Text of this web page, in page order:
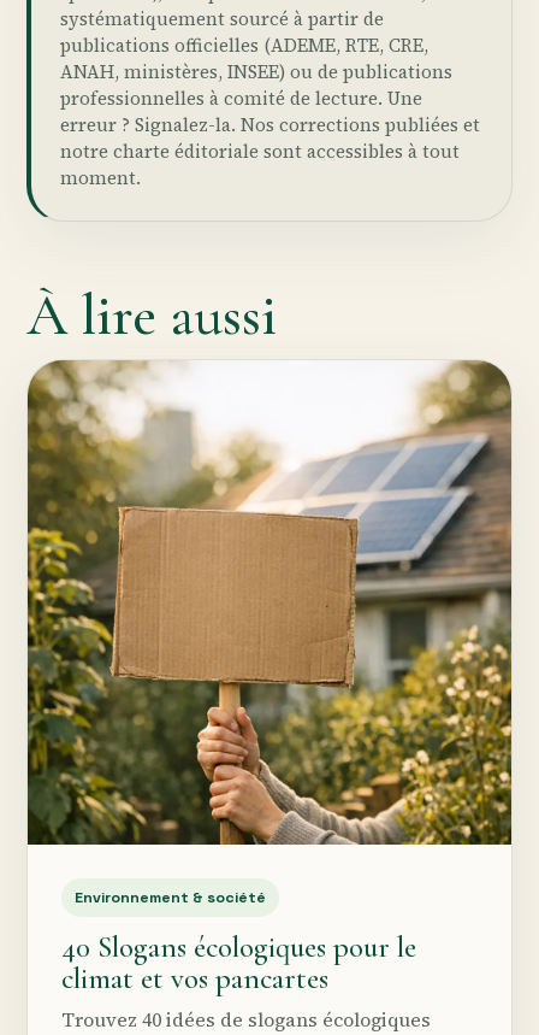
systématiquement sourcé à partir de
publications officielles (ADEME, RTE, CRE,
ANAH, ministères, INSEE) ou de publications
professionnelles à comité de lecture. Une
erreur ? Signalez-la. Nos corrections publiées et
notre charte éditoriale sont accessibles à tout
moment.
À lire aussi
Environnement & société
40 Slogans écologiques pour le
climat et vos pancartes
Trouvez 40 idées de slogans écologiques